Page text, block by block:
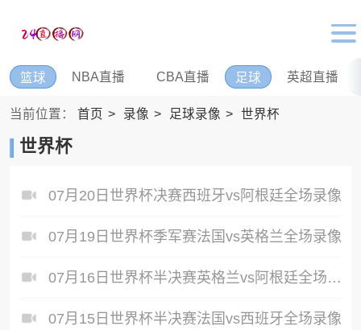
篮球 NBA直播 CBA直播 足球 英超直播
当前位置： 首页 录像 足球录像 世界杯
世界杯
07月20日世界杯决赛西班牙vs阿根廷全场录像
07月19日世界杯季军赛法国vs英格兰全场录像
07月16日世界杯半决赛英格兰vs阿根廷全场录像
07月15日世界杯半决赛法国vs西班牙全场录像